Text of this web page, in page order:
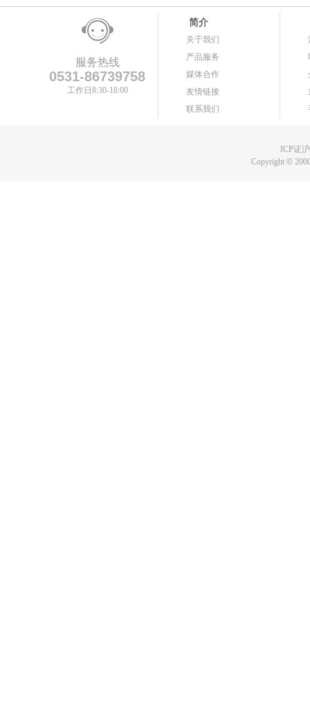
服务热线
0531-86739758
工作日8:30-18:00
简介
关于我们
产品服务
媒体合作
友情链接
联系我们
ICP证
Copyright©